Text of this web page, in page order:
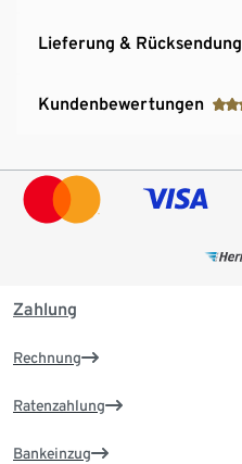
Lieferung & Rücksendung
Kundenbewertungen
Zahlung
Rechnung
Ratenzahlung
Bankeinzug